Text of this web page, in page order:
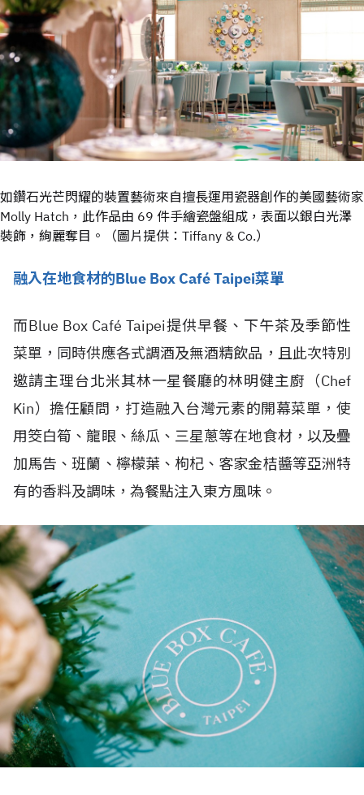
如鑽石光芒閃耀的裝置藝術來自擅長運用瓷器創作的美國藝術家
Molly Hatch，此作品由 69 件手繪瓷盤組成，表面以銀白光澤
裝飾，絢麗奪目。（圖片提供：Tiffany & Co.）
融入在地食材的Blue Box Café Taipei菜單
而Blue Box Café Taipei提供早餐、下午茶及季節性
菜單，同時供應各式調酒及無酒精飲品，且此次特別
邀請主理台北米其林一星餐廳的林明健主廚（Chef
Kin）擔任顧問，打造融入台灣元素的開幕菜單，使
用筊白筍、龍眼、絲瓜、三星蔥等在地食材，以及疊
加馬告、班蘭、檸檬葉、枸杞、客家金桔醬等亞洲特
有的香料及調味，為餐點注入東方風味。